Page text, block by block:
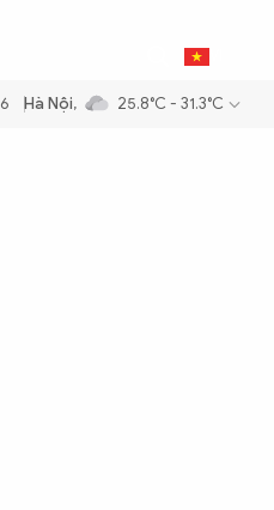
lượng quốc gia Thực hiện Nghị
Hà Nội, 25.8°C - 31.3°C